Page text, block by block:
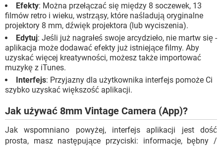
Efekty: Można przełączać się między 8 soczewek, 13
filmów retro i wieku, wstrząsy, które naśladują oryginalne
projektory 8 mm, dźwięk projektora (lub wyciszenia).
Edytuj: Jeśli już nagrałeś swoje arcydzieło, nie martw się -
aplikacja może dodawać efekty już istniejące filmy. Aby
uzyskać więcej kreatywności, możesz także importować
muzykę z iTunes.
Interfejs: Przyjazny dla użytkownika interfejs pomoże Ci
szybko uzyskać większość aplikacji.
Jak używać 8mm Vintage Camera (App)?
Jak wspomniano powyżej, interfejs aplikacji jest dość
prosta, masz następujące przyciski: informacje, bębny /